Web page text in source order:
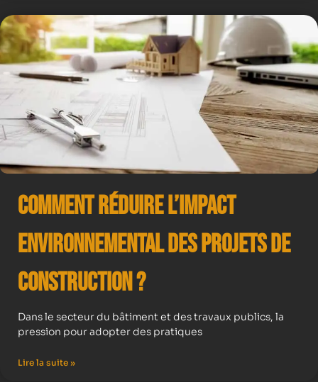
Comment Réduire l’Impact
Environnemental des Projets de
Construction ?
Dans le secteur du bâtiment et des travaux publics, la
pression pour adopter des pratiques
Lire la suite »